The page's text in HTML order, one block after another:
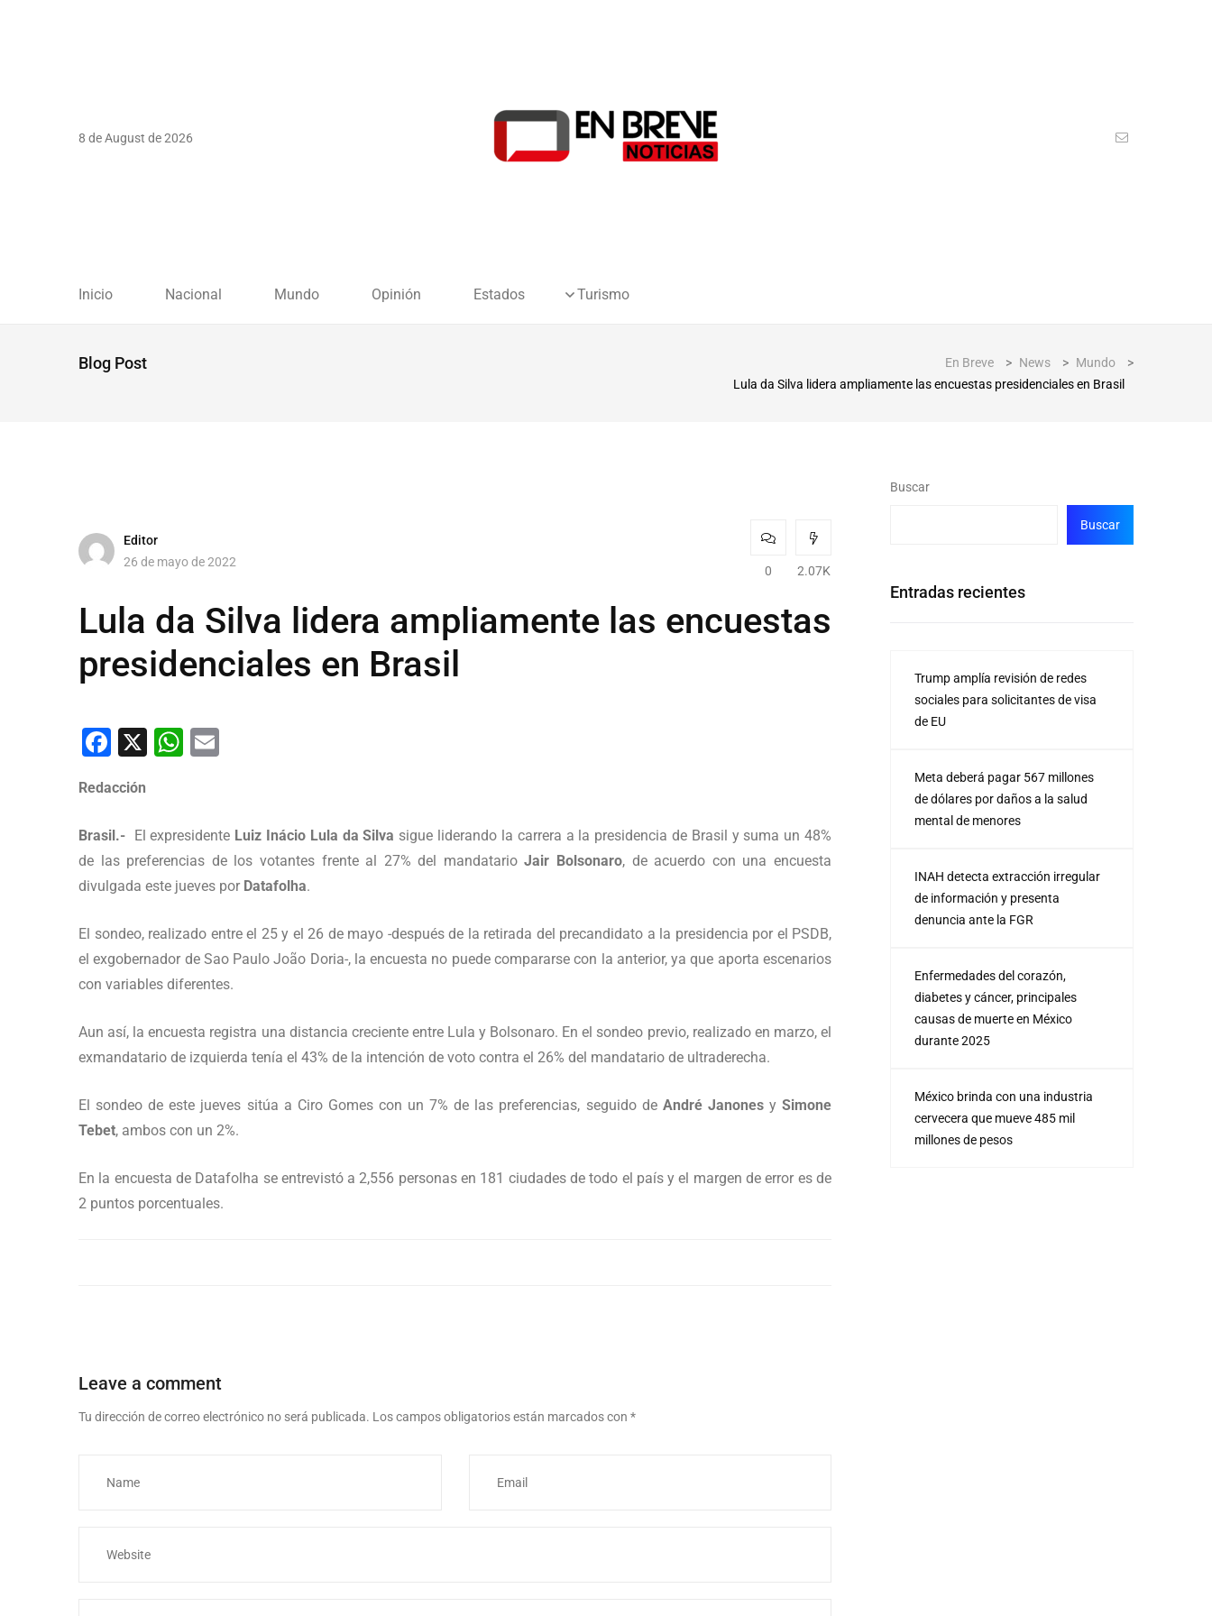
8 de August de 2026
Inicio Nacional Mundo Opinión Estados Turismo
Blog Post En Breve > News > Mundo
>
Lula da Silva lidera ampliamente las encuestas presidenciales en Brasil
Editor
26 de mayo de 2022
0 2.07K
Lula da Silva lidera ampliamente las encuestas
presidenciales en Brasil
Facebook
X WhatsApp
Redacción
Brasil.- El expresidente Luiz Inácio Lula da Silva sigue liderando la carrera a la presidencia de Brasil y suma un 48%
de las preferencias de los votantes frente al 27% del mandatarioJair Bolsonaro, de acuerdo con una encuesta
divulgada este jueves por Datafolha.
El sondeo, realizado entre el 25 y el 26 de mayo -después de la retirada del precandidato a la presidencia por el PSDB,
el exgobernador de Sao Paulo João Doria-, la encuesta no puede compararse con la anterior, ya que aporta escenarios
con variables diferentes.
Aun así, la encuesta registra una distancia creciente entre Lula y Bolsonaro. En el sondeo previo, realizado en marzo, el
exmandatario de izquierda tenía el 43% de la intención de voto contra el 26% del mandatario de ultraderecha.
El sondeo de este jueves sitúa a Ciro Gomes con un 7% de las preferencias, seguido de André JanonesySimone
Tebet, ambos con un 2%.
En la encuesta de Datafolha se entrevistó a 2,556 personas en 181 ciudades de todo el país y el margen de error es de
2 puntos porcentuales.
Leave a comment
Tu dirección de correo electrónico no será publicada. Los campos obligatorios están marcados con *
Buscar
Buscar
Entradas recientes
Trump amplía revisión de redes
sociales para solicitantes de visa
de EU
Meta deberá pagar 567 millones
de dólares por daños a la salud
mental de menores
INAH detecta extracción irregular
de información y presenta
denuncia ante la FGR
Enfermedades del corazón,
diabetes y cáncer, principales
causas de muerte en México
durante 2025
México brinda con una industria
cervecera que mueve 485 mil
millones de pesos